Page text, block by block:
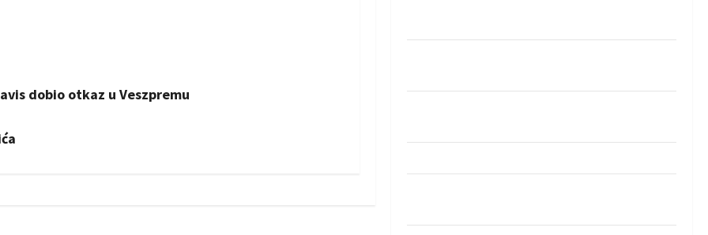
dobio otkaz u Veszpremu